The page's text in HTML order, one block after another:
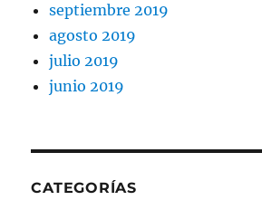
septiembre 2019
agosto 2019
julio 2019
junio 2019
CATEGORÍAS